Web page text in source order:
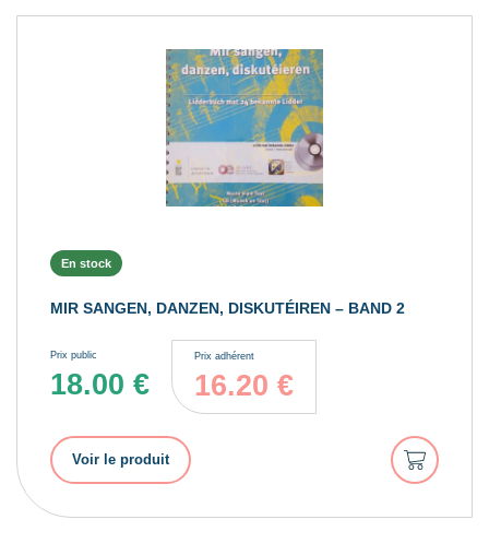
En stock
MIR SANGEN, DANZEN, DISKUTÉIREN – BAND 2
Prix public
18.00 €
Prix adhérent
16.20 €
Voir le produit
Ajouter
au
panier